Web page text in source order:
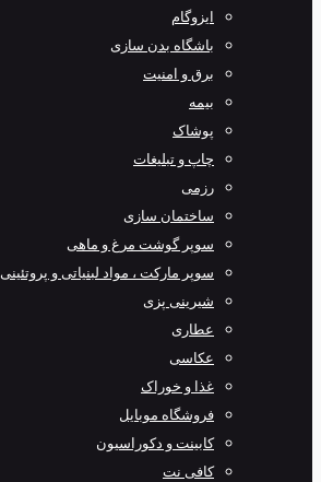
ایزوگام
باشگاه بدن سازی
برق و امنیت
بیمه
پوشاک
چاپ و تبلیغات
رزمی
ساختمان سازی
سوپر گوشت مرغ و ماهی
سوپر مارکت ، مواد لبنیاتی و پروتئینی
شیرینی پزی
عطاری
عکاسی
غذا و خوراک
فروشگاه موبایل
کابینت و دکوراسیون
کافی نت